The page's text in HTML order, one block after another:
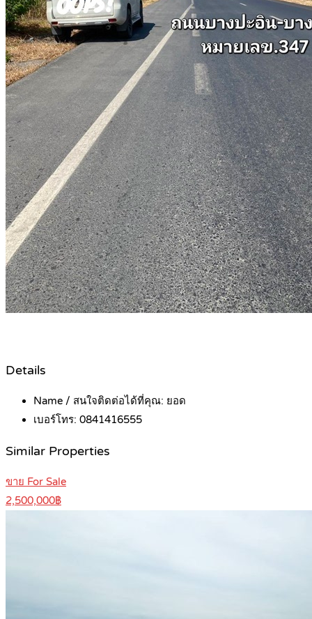
Details
Name / สนใจติดต่อได้ที่คุณ: ยอด
เบอร์โทร: 0841416555
Similar Properties
ขาย For Sale
2,500,000฿